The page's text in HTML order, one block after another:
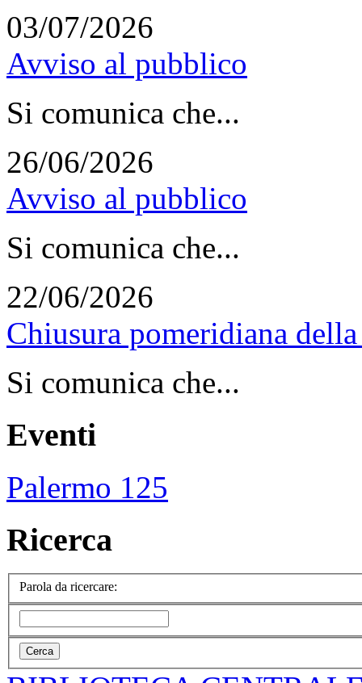
03/07/2026
Avviso al pubblico
Si comunica che...
26/06/2026
Avviso al pubblico
Si comunica che...
22/06/2026
Chiusura pomeridiana
Si comunica che...
Eventi
Palermo 125
Ricerca
Parola da ricercare: